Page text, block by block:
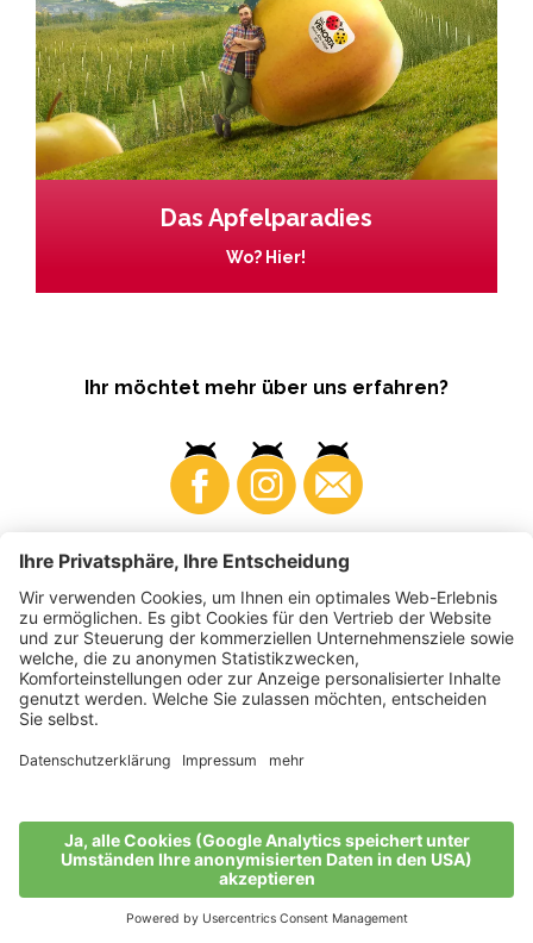
Das Apfelparadies
Wo? Hier!
Ihr möchtet mehr über uns erfahren?
Business Produzenten
2026
VI.P Gen. landw. Gesellschaft
Impressum • Cookie-Einstellungen Datenschutz
•
Barrierefreiheitserklärung•Sitemap
produced by